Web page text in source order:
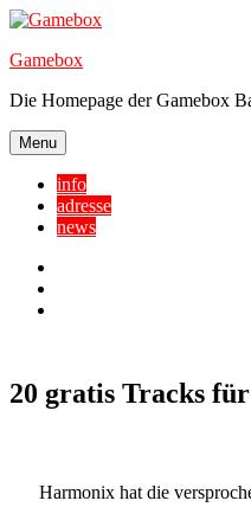
Skip
content
Gamebox
Die Homepage der Gamebox
Menu
info
adresse
news
20 gratis Tracks
Harmonix hat die